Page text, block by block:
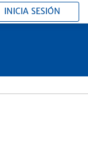
INICIA SESIÓN